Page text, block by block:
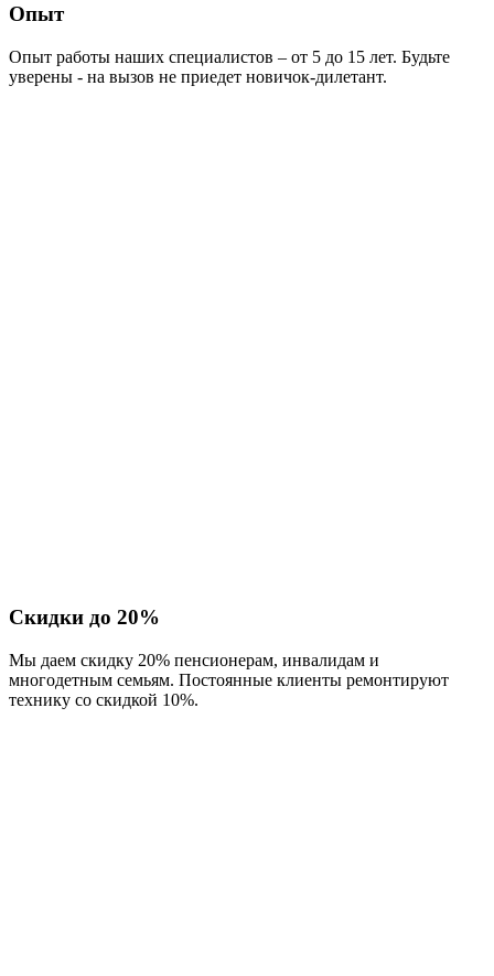
Опыт
Опыт работы наших специалистов – от 5 до 15 лет. Будьте
уверены - на вызов не приедет новичок-дилетант.
Скидки до 20%
Мы даем скидку 20% пенсионерам, инвалидам и
многодетным семьям. Постоянные клиенты ремонтируют
технику со скидкой 10%.